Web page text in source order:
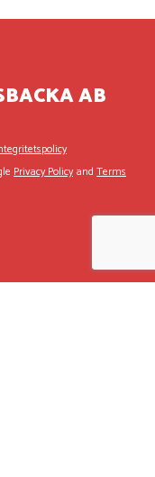
AB
Privacy Policyand Terms